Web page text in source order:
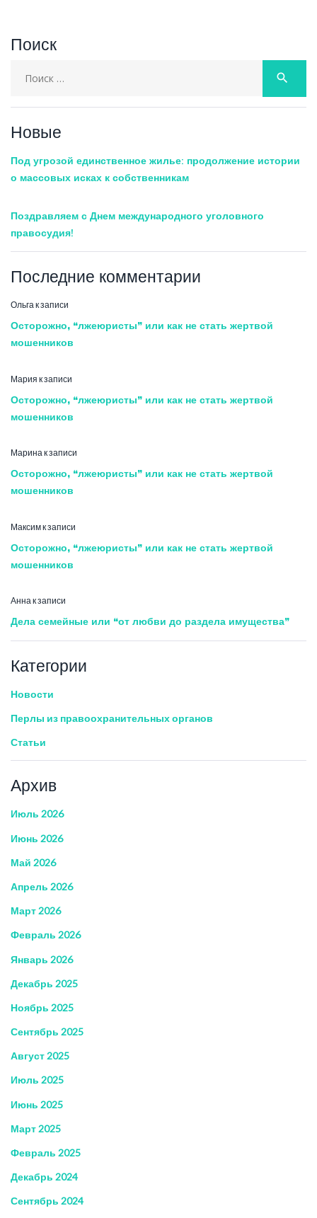
Поиск
search
Новые
Под угрозой единственное жилье: продолжение истории
о массовых исках к собственникам
Поздравляем с Днем международного уголовного
правосудия!
Последние комментарии
Ольгак записи
Осторожно, “лжеюристы” или как не стать жертвой
мошенников
Мария к записи
Осторожно, “лжеюристы” или как не стать жертвой
мошенников
Маринак записи
Осторожно, “лжеюристы” или как не стать жертвой
мошенников
Максимк записи
Осторожно, “лжеюристы” или как не стать жертвой
мошенников
Аннак записи
Дела семейные или “от любви до раздела имущества”
Категории
Новости
Перлы из правоохранительных органов
Статьи
Архив
Июль 2026
Июнь 2026
Май 2026
Апрель 2026
Март 2026
Февраль 2026
Январь 2026
Декабрь 2025
Ноябрь 2025
Сентябрь 2025
Август 2025
Июль 2025
Июнь 2025
Март 2025
Февраль 2025
Декабрь 2024
Сентябрь 2024